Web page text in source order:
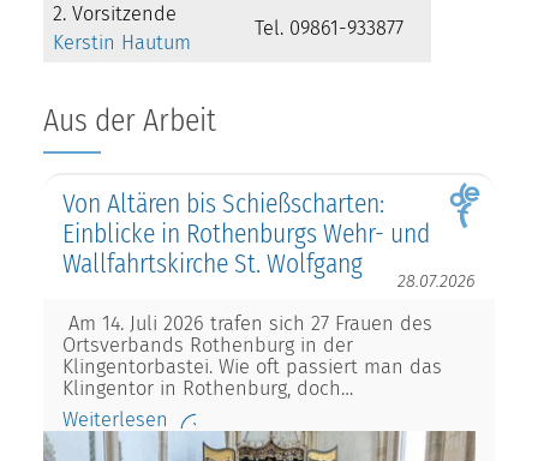
2. Vorsitzende
Kerstin Hautum
Tel. 09861-933877
Aus der Arbeit
Von Altären bis Schießscharten:
Einblicke in Rothenburgs Wehr- und
Wallfahrtskirche St. Wolfgang
28.07.2026
Am 14. Juli 2026 trafen sich 27 Frauen des
Ortsverbands Rothenburg in der
Klingentorbastei. Wie oft passiert man das
Klingentor in Rothenburg, doch…
Weiterlesen